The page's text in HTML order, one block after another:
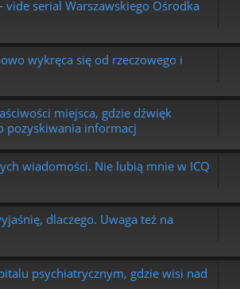
vide serial Warszawskiego Ośrodka
wykręca się od rzeczowego i
miejsca, gdzie dźwięk
pozyskiwania informacj
wiadomości. Nie lubią mnie w ICQ
dlaczego. Uwaga też na
psychiatrycznym, gdzie wisi nad